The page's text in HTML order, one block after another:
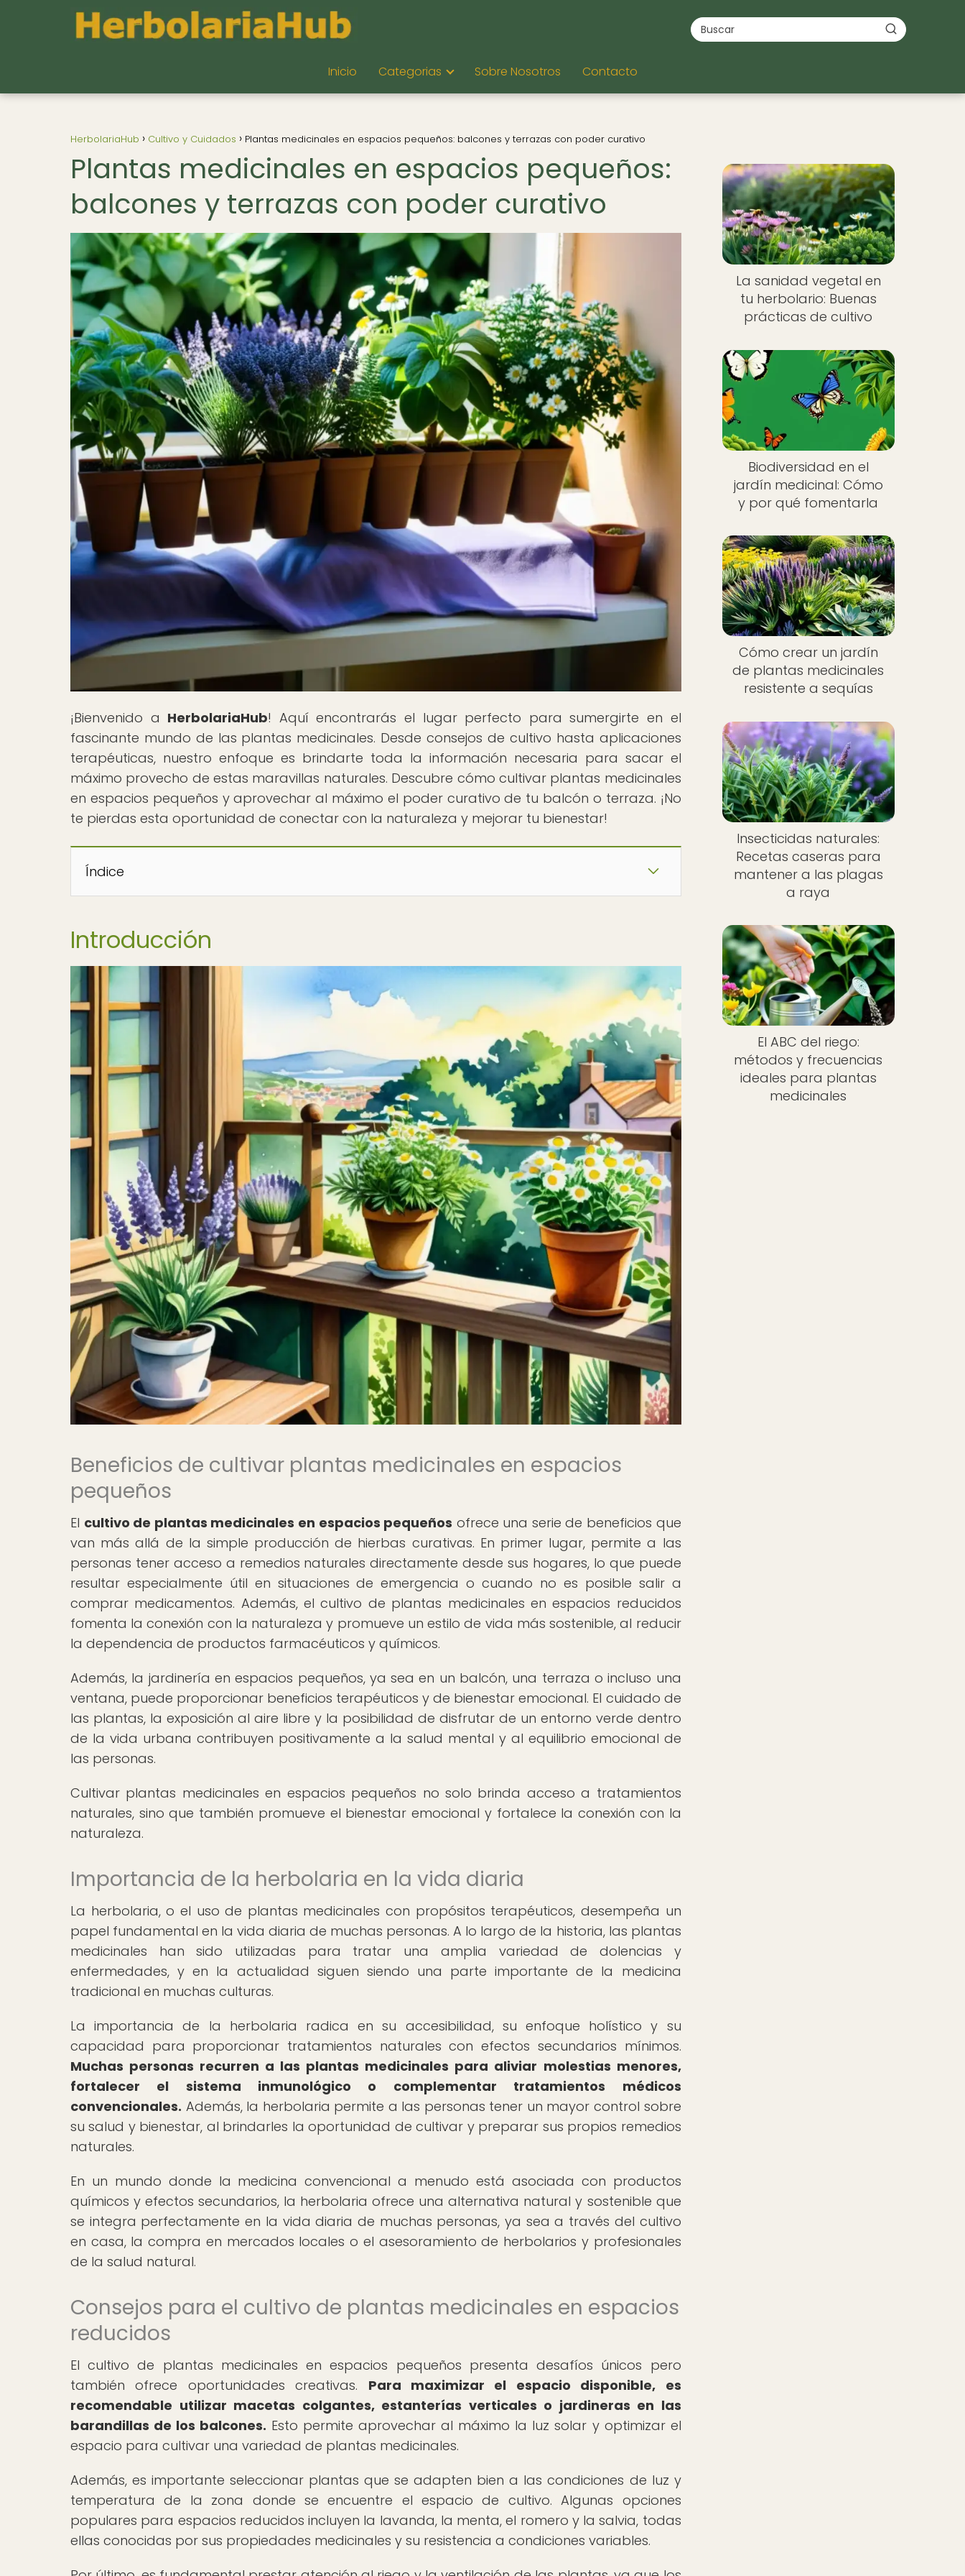
Inicio Categorias Sobre Nosotros Contacto
HerbolariaHub Cultivo y Cuidados Plantas medicinales en espacios pequeños: balcones y terrazas con poder curativo
Plantas medicinales en espacios pequeños:
balcones y terrazas con poder curativo
¡Bienvenido a HerbolariaHub! Aquí encontrarás el lugar perfecto para sumergirte en el
fascinante mundo de las plantas medicinales. Desde consejos de cultivo hasta aplicaciones
terapéuticas, nuestro enfoque es brindarte toda la información necesaria para sacar el
máximo provecho de estas maravillas naturales. Descubre cómo cultivar plantas medicinales
en espacios pequeños y aprovechar al máximo el poder curativo de tu balcón o terraza. ¡No
te pierdas esta oportunidad de conectar con la naturaleza y mejorar tu bienestar!
Índice
Introducción
Beneficios de cultivar plantas medicinales en espacios
pequeños
El cultivo de plantas medicinales en espacios pequeños ofrece una serie de beneficios que
van más allá de la simple producción de hierbas curativas. En primer lugar, permite a las
personas tener acceso a remedios naturales directamente desde sus hogares, lo que puede
resultar especialmente útil en situaciones de emergencia o cuando no es posible salir a
comprar medicamentos. Además, el cultivo de plantas medicinales en espacios reducidos
fomenta la conexión con la naturaleza y promueve un estilo de vida más sostenible, al reducir
la dependencia de productos farmacéuticos y químicos.
Además, la jardinería en espacios pequeños, ya sea en un balcón, una terraza o incluso una
ventana, puede proporcionar beneficios terapéuticos y de bienestar emocional. El cuidado de
las plantas, la exposición al aire libre y la posibilidad de disfrutar de un entorno verde dentro
de la vida urbana contribuyen positivamente a la salud mental y al equilibrio emocional de
las personas.
Cultivar plantas medicinales en espacios pequeños no solo brinda acceso a tratamientos
naturales, sino que también promueve el bienestar emocional y fortalece la conexión con la
naturaleza.
Importancia de la herbolaria en la vida diaria
La herbolaria, o el uso de plantas medicinales con propósitos terapéuticos, desempeña un
papel fundamental en la vida diaria de muchas personas. A lo largo de la historia, las plantas
medicinales han sido utilizadas para tratar una amplia variedad de dolencias y
enfermedades, y en la actualidad siguen siendo una parte importante de la medicina
tradicional en muchas culturas.
La importancia de la herbolaria radica en su accesibilidad, su enfoque holístico y su
capacidad para proporcionar tratamientos naturales con efectos secundarios mínimos.
Muchas personas recurren a las plantas medicinales para aliviar molestias menores,
fortalecer el sistema inmunológico o complementar tratamientos médicos
convencionales. Además, la herbolaria permite a las personas tener un mayor control sobre
su salud y bienestar, al brindarles la oportunidad de cultivar y preparar sus propios remedios
naturales.
En un mundo donde la medicina convencional a menudo está asociada con productos
químicos y efectos secundarios, la herbolaria ofrece una alternativa natural y sostenible que
se integra perfectamente en la vida diaria de muchas personas, ya sea a través del cultivo
en casa, la compra en mercados locales o el asesoramiento de herbolarios y profesionales
de la salud natural.
Consejos para el cultivo de plantas medicinales en espacios
reducidos
El cultivo de plantas medicinales en espacios pequeños presenta desafíos únicos pero
también ofrece oportunidades creativas. Para maximizar el espacio disponible, es
recomendable utilizar macetas colgantes, estanterías verticales o jardineras en las
barandillas de los balcones. Esto permite aprovechar al máximo la luz solar y optimizar el
espacio para cultivar una variedad de plantas medicinales.
Además, es importante seleccionar plantas que se adapten bien a las condiciones de luz y
temperatura de la zona donde se encuentre el espacio de cultivo. Algunas opciones
populares para espacios reducidos incluyen la lavanda, la menta, el romero y la salvia, todas
ellas conocidas por sus propiedades medicinales y su resistencia a condiciones variables.
La sanidad vegetal en
tu herbolario: Buenas
prácticas de cultivo
Biodiversidad en el
jardín medicinal: Cómo
y por qué fomentarla
Cómo crear un jardín
de plantas medicinales
resistente a sequías
Insecticidas naturales:
Recetas caseras para
mantener a las plagas
a raya
El ABC del riego:
métodos y frecuencias
ideales para plantas
medicinales